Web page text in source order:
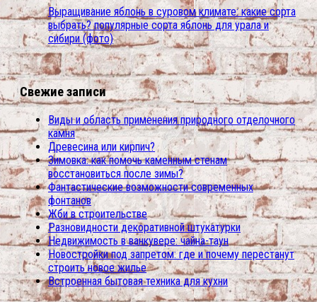
Выращивание яблонь в суровом климате: какие сорта
выбрать? популярные сорта яблонь для урала и
сибири (фото)
Свежие записи
Виды и область применения природного отделочного
камня
Древесина или кирпич?
Зимовка: как помочь каменным стенам
восстановиться после зимы?
Фантастические возможности современных
фонтанов
Жби в строительстве
Разновидности декоративной штукатурки
Недвижимость в ванкувере: чайна-таун
Новостройки под запретом: где и почему перестанут
строить новое жилье
Встроенная бытовая техника для кухни